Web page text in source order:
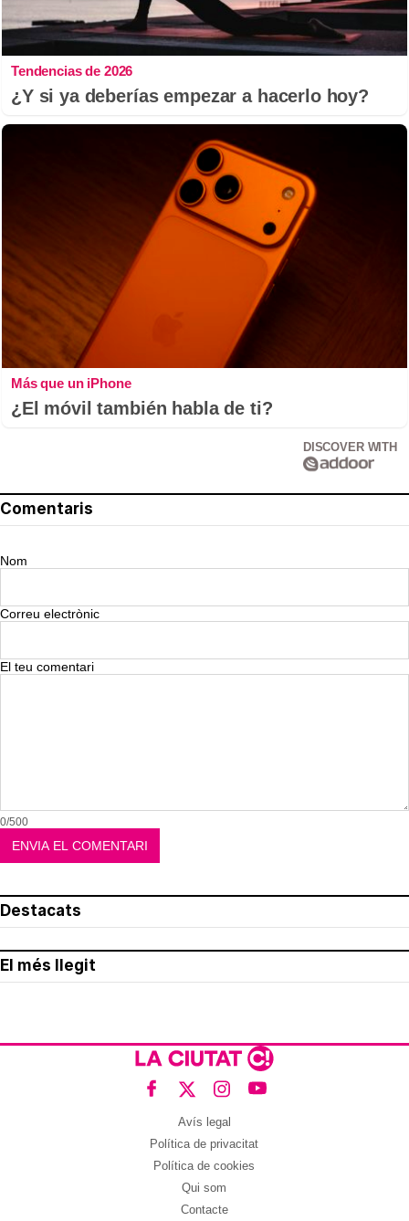
Tendencias de 2026
¿Y si ya deberías empezar a hacerlo hoy?
Más que un iPhone
¿El móvil también habla de ti?
DISCOVER WITH
Comentaris
Nom
Correu electrònic
El teu comentari
0/500
Destacats
El més llegit
Avís legal
Política de privacitat
Política de cookies
Qui som
Contacte